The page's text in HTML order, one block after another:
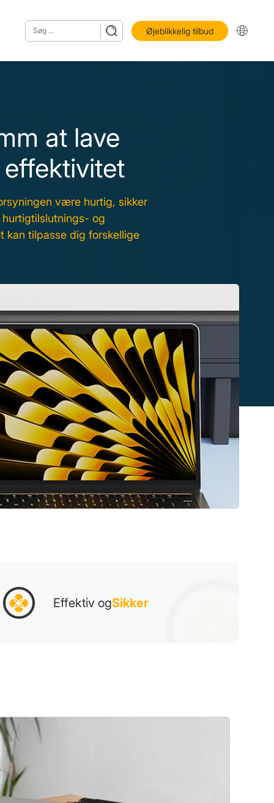
Øjeblikkelig tilbud
være hurtig, sikker
og
kan tilpasse dig forskellige
at lave
Effektiv ogSikker